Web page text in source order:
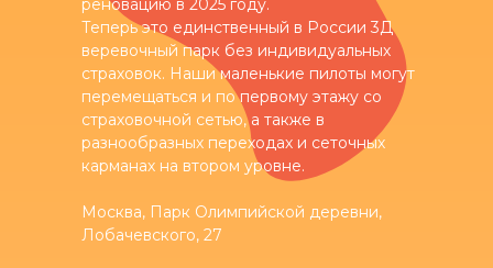
реновацию в 2025 году.
Теперь это единственный в России 3Д
веревочный парк без индивидуальных
страховок. Наши маленькие пилоты могут
перемещаться и по первому этажу со
страховочной сетью, а также в
разнообразных переходах и сеточных
карманах на втором уровне.
Москва, Парк Олимпийской деревни,
Лобачевского, 27